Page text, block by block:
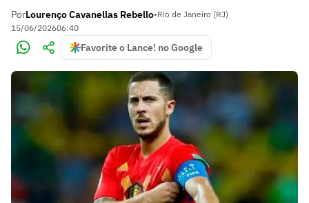
PorLourenço Cavanellas Rebello•Rio de Janeiro (RJ)
15/06/202606:40
Favorite o Lance! no Google